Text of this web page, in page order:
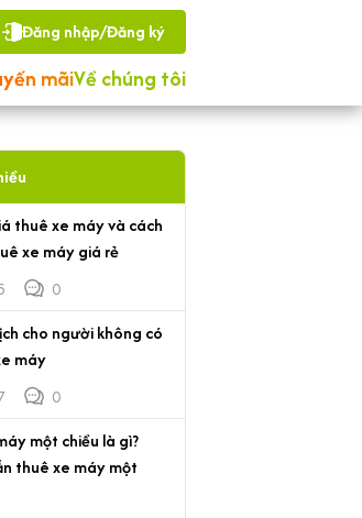
Đăng nhập/Đăng ký
mãiVề chúng tôi
thuê xe máy và cách
xe máy giá rẻ
0
cho người không có
máy
0
một chiều là gì?
thuê xe máy một